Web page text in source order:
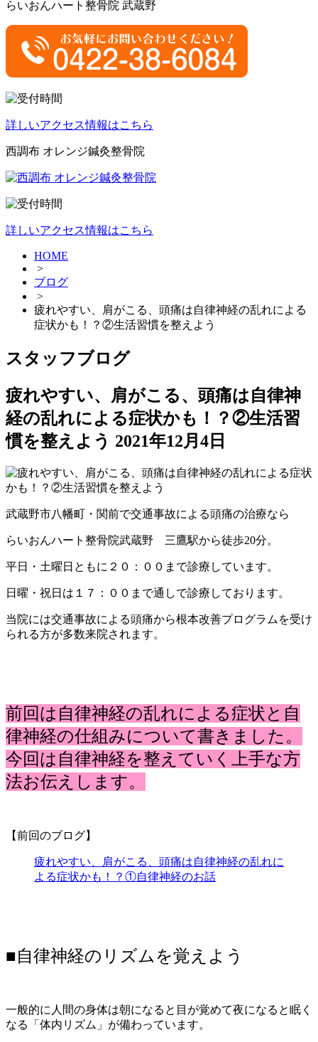
らいおんハート整骨院 武蔵野
詳しいアクセス情報はこちら
西調布 オレンジ鍼灸整骨院
詳しいアクセス情報はこちら
HOME
>
ブログ
>
疲れやすい、肩がこる、頭痛は自律神経の乱れによる
症状かも！？②生活習慣を整えよう
スタッフブログ
疲れやすい、肩がこる、頭痛は自律神
経の乱れによる症状かも！？②生活習
慣を整えよう 2021年12月4日
武蔵野市八幡町・関前で交通事故による頭痛の治療なら
らいおんハート整骨院武蔵野 三鷹駅から徒歩20分。
平日・土曜日ともに２０：００まで診療しています。
日曜・祝日は１７：００まで通しで診療しております。
当院には交通事故による頭痛から根本改善プログラムを受け
られる方が多数来院されます。
前回は自律神経の乱れによる症状と自
律神経の仕組みについて書きました。
今回は自律神経を整えていく上手な方
法お伝えします。
【前回のブログ】
疲れやすい、肩がこる、頭痛は自律神経の乱れに
よる症状かも！？①自律神経のお話
■自律神経のリズムを覚えよう
一般的に人間の身体は朝になると目が覚めて夜になると眠く
なる「体内リズム」が備わっています。